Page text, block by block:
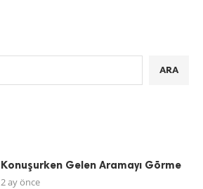
ARA
Konuşurken Gelen Aramayı Görme
2 ay önce